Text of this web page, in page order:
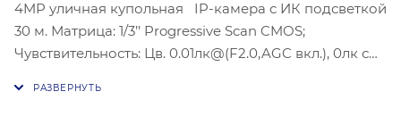
4MP уличная купольная IP-камера с ИК подсветкой
30 м. Матрица: 1/3’’ Progressive Scan CMOS;
Чувствительность: Цв. 0.01лк@(F2.0,AGC вкл.), 0лк с